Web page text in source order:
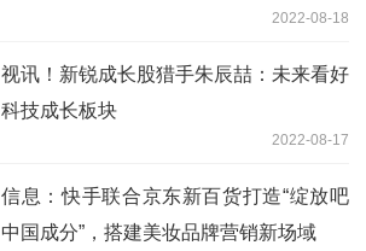
2022-08-18
视讯！新锐成长股猎手朱辰喆：未来看好
科技成长板块
2022-08-17
信息：快手联合京东新百货打造“绽放吧
中国成分”，搭建美妆品牌营销新场域